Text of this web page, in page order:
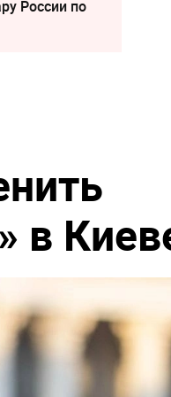
России по
в